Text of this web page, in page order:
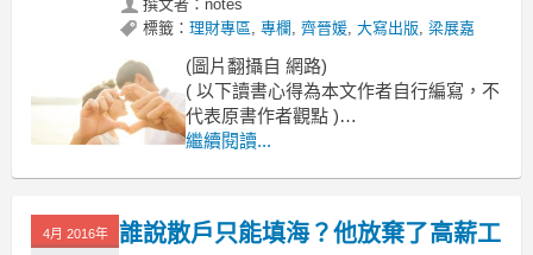
撰文者：notes
標籤： 理財專區, 專欄 , 齊晉媛, 大寫出版, 梁展嘉
(圖片翻攝自 網路)
( 以下讀書心得為本文作者自行編寫，不
代表原書作者觀點 )
在股市這個大舞台上
繼續閱讀...
4月 2016年
誰說散戶只能填海？他放棄了高薪工